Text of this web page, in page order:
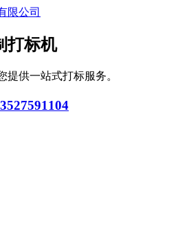
打标机
提供一站式打标服务。